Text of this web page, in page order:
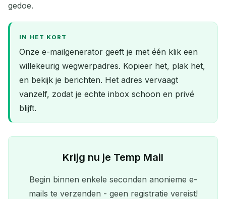
gedoe.
IN HET KORT
Onze e-mailgenerator geeft je met één klik een
willekeurig wegwerpadres. Kopieer het, plak het,
en bekijk je berichten. Het adres vervaagt
vanzelf, zodat je echte inbox schoon en privé
blijft.
Krijg nu je Temp Mail
Begin binnen enkele seconden anonieme e-
mails te verzenden - geen registratie vereist!